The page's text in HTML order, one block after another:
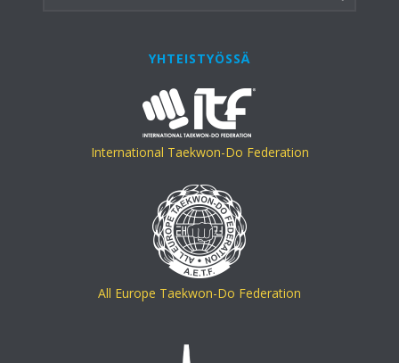
YHTEISTYÖSSÄ
International Taekwon-Do Federation
All Europe Taekwon-Do Federation